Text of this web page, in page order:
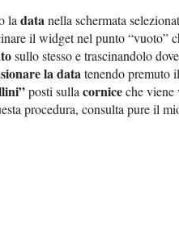
la datanella schermata
il widget nel punto “vuoto”
sullo stesso e trascinandolo
la datatenendo premuto
posti sulla corniceche viene
procedura, consulta pure il